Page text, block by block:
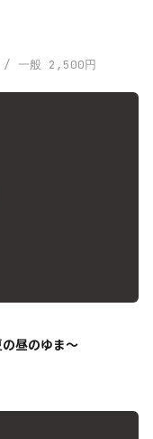
/ 一般 2,500円
の昼のゆま〜